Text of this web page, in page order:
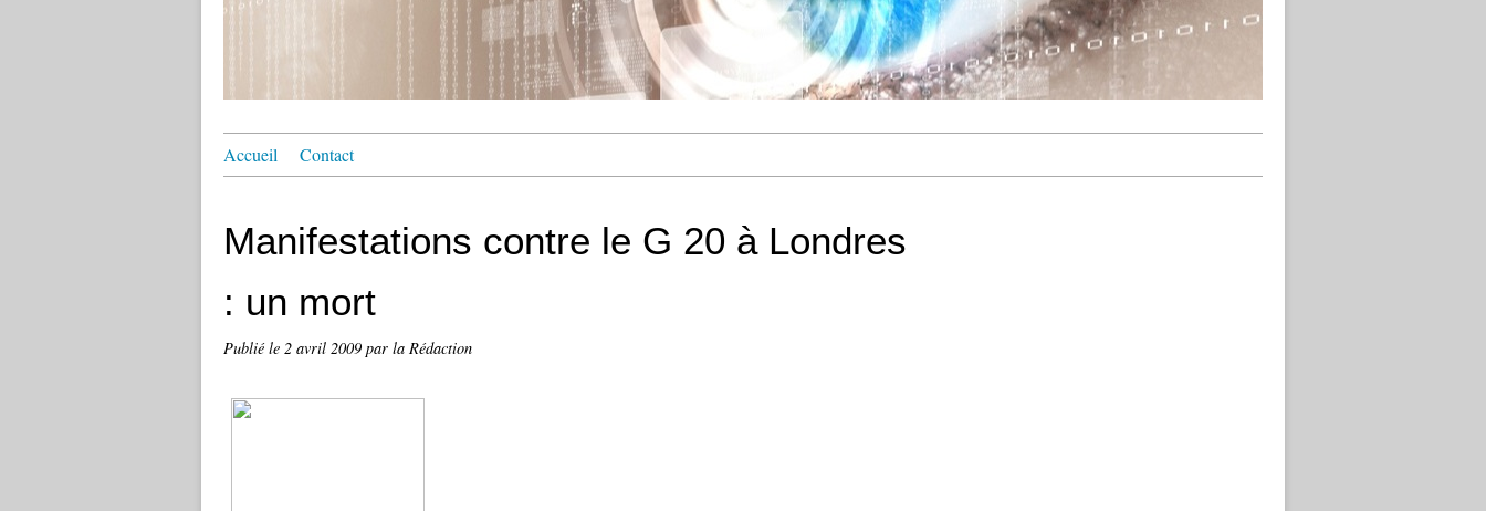
Accueil Contact
Manifestations contre le G 20 à Londres
: un mort
Publié le 2 avril 2009 par la Rédaction